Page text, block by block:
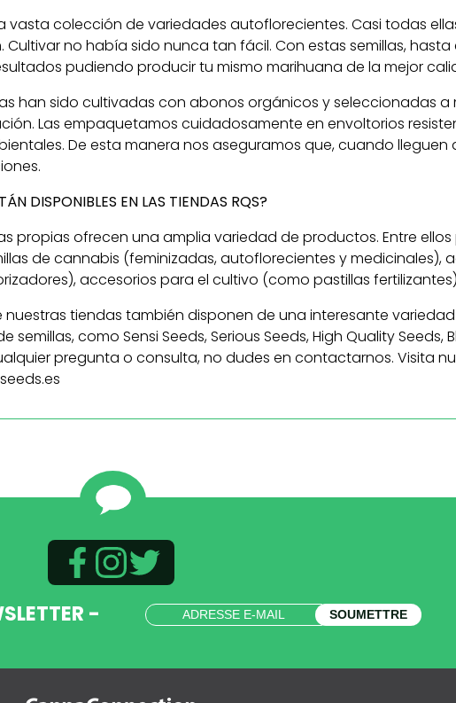
vasta colección de variedades autoflorecientes. Casi todas
no había sido nunca tan fácil. Con estas semillas,
pudiendo producir tu mismo marihuana de la mejor
han sido cultivadas con abonos orgánicos y seleccionadas
Las empaquetamos cuidadosamente en envoltorios
De esta manera nos aseguramos que, cuando lleguen
DISPONIBLES EN LAS TIENDAS RQS?
propias ofrecen una amplia variedad de productos. Entre
de cannabis (feminizadas, autoflorecientes y medicinales),
accesorios para el cultivo (como pastillas
nuestras tiendas también disponen de una interesante
como Sensi Seeds, Serious Seeds, High Quality Seeds,
pregunta o consulta, no dudes en contactarnos. Visita
- SOUMETTRE